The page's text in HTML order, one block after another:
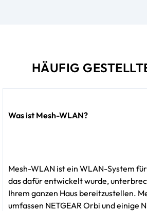
HÄUFIG
Was ist Mesh-WLAN?
Mesh-WLAN ist ein WLAN-System
das dafür entwickelt wurde,
Ihrem ganzen Haus bereitzustellen.
umfassen NETGEAR Orbi und einige